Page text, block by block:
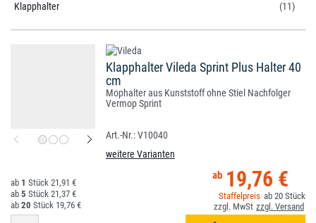
Klapphalter (11)
Klapphalter Vileda Sprint Plus Halter 40
cm
Mophalter aus Kunststoff ohne Stiel Nachfolger
Vermop Sprint
V10040
weitere Varianten
19,76 €
20
1
21,91 €
5
21,37 €
20
19,76 €